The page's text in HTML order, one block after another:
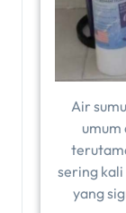
Air
umum
sering
yang